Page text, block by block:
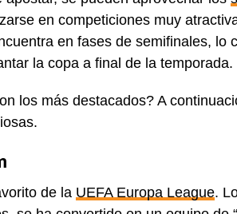
en competiciones muy
en fases de semifinales, lo
la copa a final de la temporada.
los más destacados? A
de la UEFA Europa League.